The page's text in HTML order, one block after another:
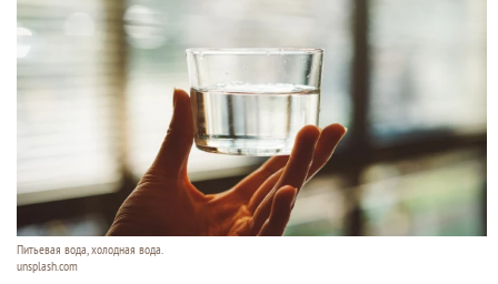
Питьевая вода, холодная вода.
unsplash.com